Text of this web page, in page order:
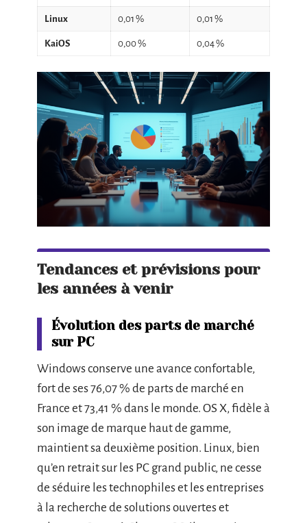
Linux 0,01 % 0,01 %
KaiOS 0,00 % 0,04 %
Tendances et prévisions pour
les années à venir
Évolution des parts de marché
sur PC
Windows conserve une avance confortable,
fort de ses 76,07 % de parts de marché en
France et 73,41 % dans le monde. OS X, fidèle à
son image de marque haut de gamme,
maintient sa deuxième position. Linux, bien
qu’en retrait sur les PC grand public, ne cesse
de séduire les technophiles et les entreprises
à la recherche de solutions ouvertes et